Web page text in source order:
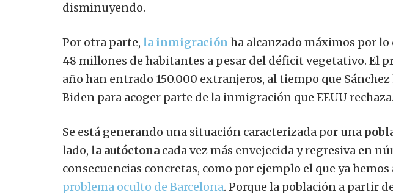
disminuyendo.
Por otra parte, la inmigración ha alcanzado máximos por lo
48 millones de habitantes a pesar del déficit vegetativo. El
año han entrado 150.000 extranjeros, al tiempo que
Biden para acoger parte de la inmigración que EEUU rechaza.
Se está generando una situación caracterizada por una
lado, la autóctona cada vez más envejecida y regresiva en
consecuencias concretas, como por ejemplo el que ya
problema oculto de Barcelona. Porque la población a partir